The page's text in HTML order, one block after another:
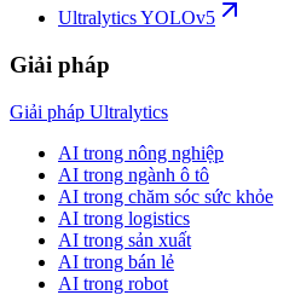
Ultralytics YOLOv5
Giải pháp
Giải pháp Ultralytics
AI trong nông nghiệp
AI trong ngành ô tô
AI trong chăm sóc sức khỏe
AI trong logistics
AI trong sản xuất
AI trong bán lẻ
AI trong robot